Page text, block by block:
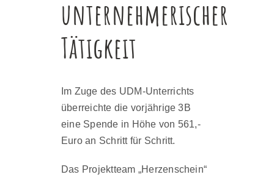
unternehmerischer
Tätigkeit
Im Zuge des UDM-Unterrichts
überreichte die vorjährige 3B
eine Spende in Höhe von 561,-
Euro an Schritt für Schritt.
Das Projektteam „Herzenschein“